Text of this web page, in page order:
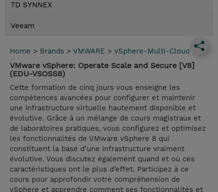
TD SYNNEX
Veeam
Home > Brands > VMWARE > vSphere-Multi-Cloud
VMware vSphere: Operate Scale and Secure [V8]
(EDU-VSOSS8)
Cette formation de cinq jours vous enseigne les
compétences avancées pour configurer et maintenir
une infrastructure virtuelle hautement disponible et
évolutive. Grâce à un mélange de cours magistraux et
de laboratoires pratiques, vous configurez et optimisez
les fonctionnalités de VMware vSphere 8 qui
constituent la base d’une infrastructure vraiment
évolutive. Vous discutez également quand et où ces
caractéristiques ont le plus d’effet. Participez à ce
cours pour approfondir votre compréhension de
vSphere et apprendre comment ses fonctionnalités et